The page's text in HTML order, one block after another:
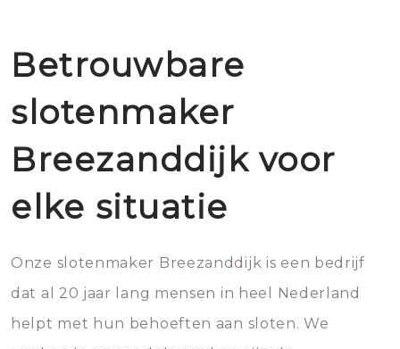
Betrouwbare
slotenmaker
Breezanddijk voor
elke situatie
Onze slotenmaker Breezanddijk is een bedrijf
dat al 20 jaar lang mensen in heel Nederland
helpt met hun behoeften aan sloten. We